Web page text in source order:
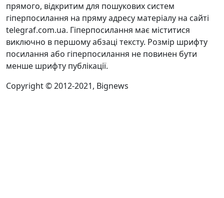
прямого, відкритим для пошукових систем
гіперпосилання на пряму адресу матеріалу на сайті
telegraf.com.ua. Гіперпосилання має міститися
виключно в першому абзаці тексту. Розмір шрифту
посилання або гіперпосилання не повинен бути
менше шрифту публікації.
Copyright © 2012-2021, Bignews